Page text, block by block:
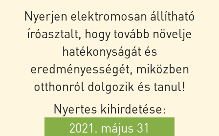
Nyerjen elektromosan állítható
íróasztalt, hogy tovább növelje
hatékonyságát és
eredményességét, miközben
otthonról dolgozik és tanul!
Nyertes kihirdetése:
2021. május 31